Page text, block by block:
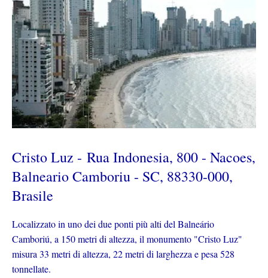
Cristo Luz - Rua Indonesia, 800 - Nacoes,
Balneario Camboriu - SC, 88330-000,
Brasile
Localizzato in uno dei due ponti più alti del Balneário
Camboriú, a 150 metri di altezza, il monumento "Cristo Luz"
misura 33 metri di altezza, 22 metri di larghezza e pesa 528
tonnellate.